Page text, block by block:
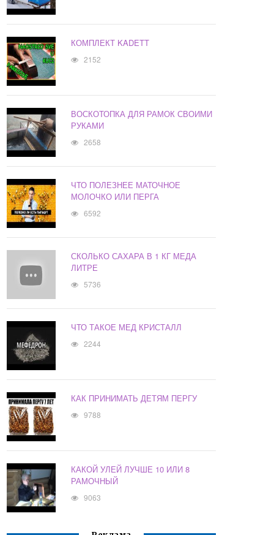
КОМПЛЕКТ KADETT
2152
ВОСКОТОПКА ДЛЯ РАМОК СВОИМИ
РУКАМИ
2658
ЧТО ПОЛЕЗНЕЕ МАТОЧНОЕ
МОЛОЧКО ИЛИ ПЕРГА
6592
СКОЛЬКО САХАРА В 1 КГ МЕДА
ЛИТРЕ
5736
ЧТО ТАКОЕ МЕД КРИСТАЛЛ
2244
КАК ПРИНИМАТЬ ДЕТЯМ ПЕРГУ
9788
КАКОЙ УЛЕЙ ЛУЧШЕ 10 ИЛИ 8
РАМОЧНЫЙ
9063